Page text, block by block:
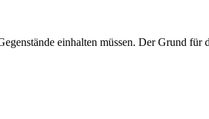
einhalten müssen. Der Grund für